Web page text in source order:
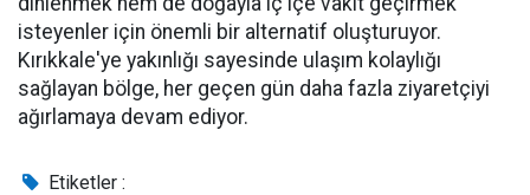
isteyenler için önemli bir alternatif oluşturuyor.
Kırıkkale'ye yakınlığı sayesinde ulaşım kolaylığı
sağlayan bölge, her geçen gün daha fazla ziyaretçiyi
ağırlamaya devam ediyor.
Etiketler :